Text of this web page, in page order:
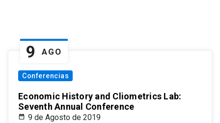
9 AGO
Conferencias
Economic History and Cliometrics Lab:
Seventh Annual Conference
9 de Agosto de 2019